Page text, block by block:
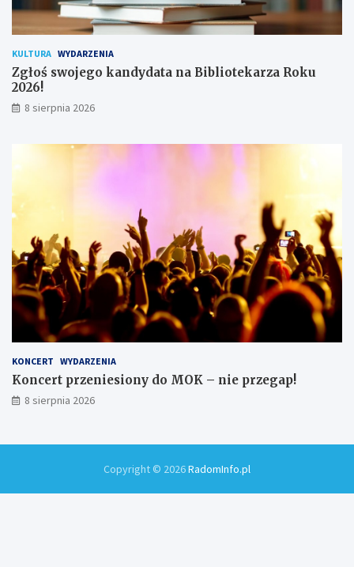
n
i
ó
w
KULTURA WYDARZENIA
Zgłoś swojego kandydata na Bibliotekarza Roku
2026!
8 sierpnia 2026
KONCERT WYDARZENIA
Koncert przeniesiony do MOK – nie przegap!
8 sierpnia 2026
Copyright © 2026RadomInfo.pl